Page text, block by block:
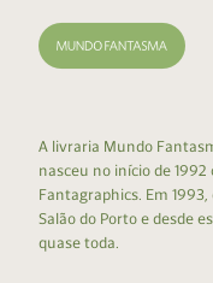
A livraria Mundo
nasceu no início de
Fantagraphics. Em
Salão do Porto e desde
quase toda.